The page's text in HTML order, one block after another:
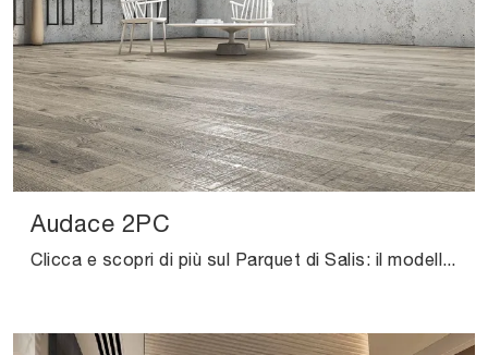
Audace 2PC
Clicca e scopri di più sul Parquet di Salis: il modello Audace 2PC in legno massello del noto e rinomato brand ti sta aspettando.